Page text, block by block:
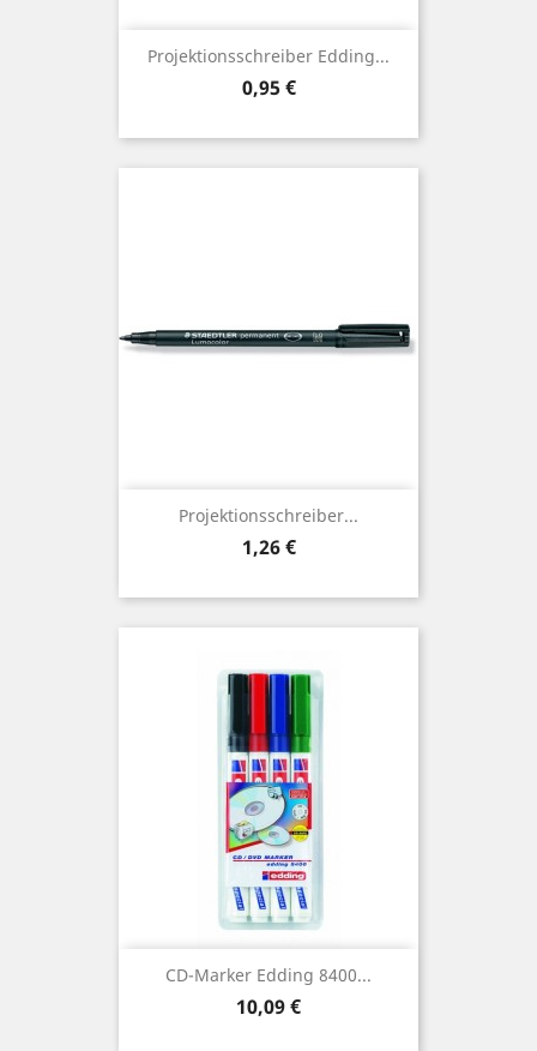
Projektionsschreiber Edding...
Preis
0,95 €
Projektionsschreiber...
Preis
1,26 €
CD-Marker Edding 8400...
Preis
10,09 €